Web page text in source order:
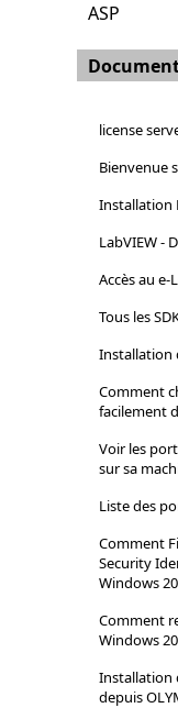
ASP
license
Bienvenue
Installation
LabVIEW -
Accès au
Tous les
Installation
Comment
facilement
Voir les
sur sa
Liste des
Comment
Security
Windows
Comment
Windows
Installation
depuis